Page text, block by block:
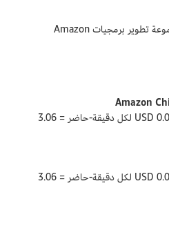
في هذا المثال، تبلغ تكلفة مجموعة تطوير برمجيات Amazon
30 حاضرًا × 60 دقيقة × 0.0017 USD لكل دقيقة-حاضر = 3.06
30 حاضرًا × 60 دقيقة × 0.0017 USD لكل دقيقة-حاضر = 3.06